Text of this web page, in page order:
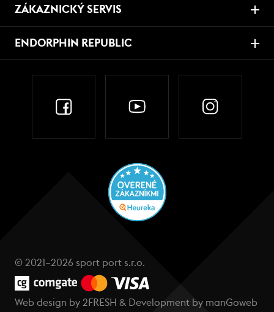
ZÁKAZNICKÝ SERVIS
ENDORPHIN REPUBLIC
© 2021–2026 sport port s.r.o.
Web design by 2FRESH & Development by manGoweb